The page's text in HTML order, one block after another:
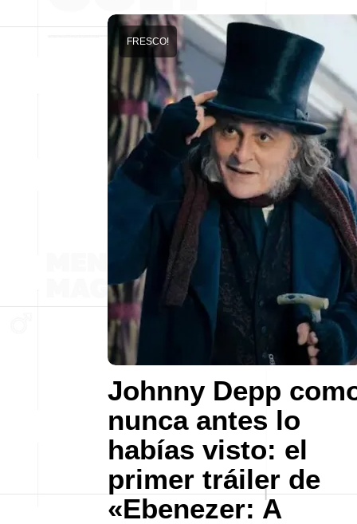
Johnny Depp
nunca antes lo
habías visto: el
primer tráiler de
«Ebenezer: A
FRESCO!